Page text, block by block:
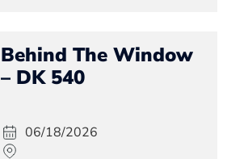
Behind The Window
– DK 540
06/18/2026